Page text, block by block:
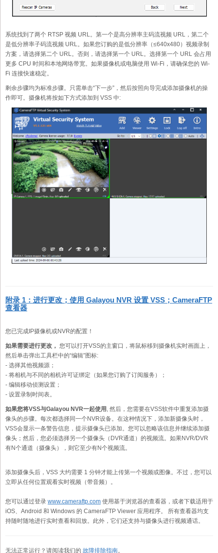
系统找到了两个 RTSP 视频 URL。第一个是高分辨率主码流视频 URL，第二个
是低分辨率子码流视频 URL。如果您订购的是低分辨率（≤640x480）视频录制
方案，请选择第二个 URL。否则，请选择第一个 URL。选择第一个 URL 会占用
更多 CPU 时间和本地网络带宽。如果摄像机或电脑使用 Wi-Fi，请确保您的 Wi-
Fi 连接快速稳定。
剩余步骤均为标准步骤。只需单击“下一步”，然后按照向导完成添加摄像机的操
作即可。摄像机将按如下方式添加到 VSS 中:
附录 1：进行更改；使用 Galayou NVR 设置 VSS；CameraFTP
查看器
您已完成IP摄像机或NVR的配置！
如果需要进行更改， 您可以打开VSS的主窗口，将鼠标移到摄像机实时画面上，
然后单击弹出工具栏中的“编辑”图标:
- 选择其他视频源；
- 将相机与不同的相机许可证绑定（如果您订购了订阅服务）；
- 编辑移动侦测设置；
- 设置录制时间表。
如果您将VSS与Galayou NVR一起使用, 然后，您需要在VSS软件中重复添加摄
像头的步骤。每次都选择同一个NVR设备。在这种情况下，添加新摄像头时，
VSS会显示一条警告信息，提示摄像头已添加。您可以忽略该信息并继续添加摄
像头；然后，您必须选择另一个摄像头（DVR通道）的视频流。如果NVR/DVR
有N个通道（摄像头），则它至少有N个视频流。
添加摄像头后，VSS 大约需要 1 分钟才能上传第一个视频或图像。不过，您可以
立即从任何位置观看实时视频（带音频）。
您可以通过登录 www.cameraftp.com 使用基于浏览器的查看器，或者下载适用于
iOS、Android 和 Windows 的 CameraFTP Viewer 应用程序。 所有查看器均支
持随时随地进行实时查看和回放。此外，它们还支持与摄像头进行视频通话。
无法正常运行？请阅读我们的 故障排除指南。